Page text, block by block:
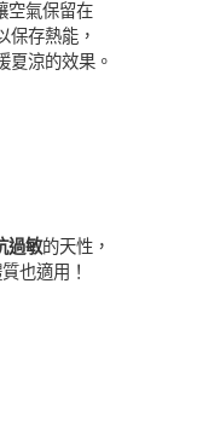
空氣保留在
保存熱能，
夏涼的效果。
過敏的天性，
也適用！